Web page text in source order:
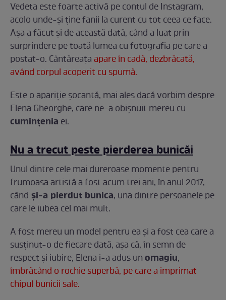
Vedeta este foarte activă pe contul de Instagram,
acolo unde-şi ţine fanii la curent cu tot ceea ce face.
Aşa a făcut şi de această dată, când a luat prin
surprindere pe toată lumea cu fotografia pe care a
postat-o. Cântăreaţaapare în cadă, dezbrăcată,
având corpul acoperit cu spumă.
Este o apariţie şocantă, mai ales dacă vorbim despre
Elena Gheorghe, care ne-a obişnuit mereu cu
cuminţenia ei.
Nu a trecut peste pierderea bunicăi
Unul dintre cele mai dureroase momente pentru
frumoasa artistă a fost acum trei ani, în anul 2017,
când şi-a pierdut bunica, una dintre persoanele pe
care le iubea cel mai mult.
A fost mereu un model pentru ea şi a fost cea care a
susţinut-o de fiecare dată, aşa că, în semn de
respect şi iubire, Elena i-a adus unomagiu,
îmbrăcând o rochie superbă, pe care a imprimat
chipul bunicii sale.